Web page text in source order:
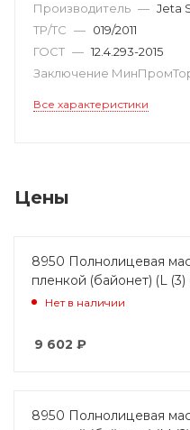
Производитель — Jeta
ТР/ТС — 019/2011
ГОСТ — 12.4.293-2015
Заключение
Все характеристики
Цены
8950 Полнолицевая
пленкой (байонет) (L
Нет в наличии
9 602 ₽
8950 Полнолицевая